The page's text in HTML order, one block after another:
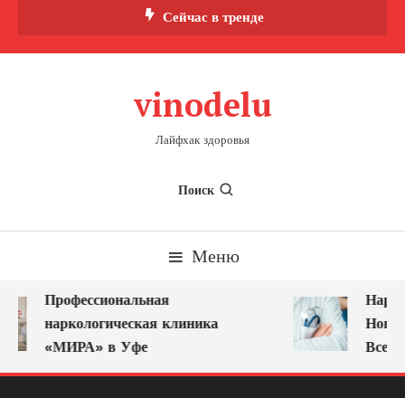
Сейчас в тренде
vinodelu
Лайфхак здоровья
Поиск
Меню
Профессиональная
наркологическая клиника
«МИРА» в Уфе